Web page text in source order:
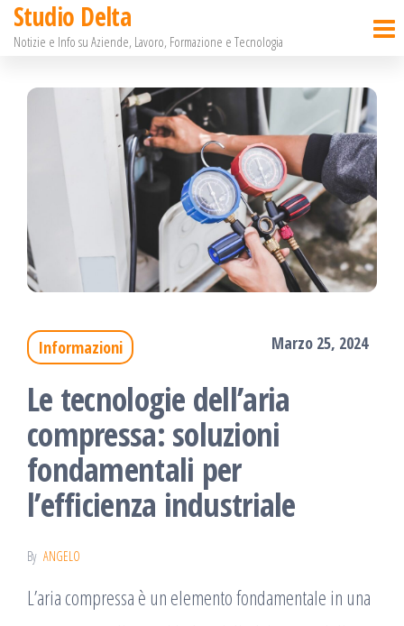
SaltaStudio Delta
Notizie e Info su Aziende, Lavoro, Formazione e Tecnologia
Informazioni Marzo 25, 2024
Le tecnologie dell’aria
compressa: soluzioni
fondamentali per
l’efficienza industriale
By ANGELO
L’aria compressa è un elemento fondamentale in una